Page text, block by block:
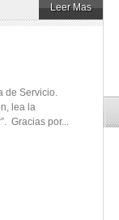
Leer Mas
de Servicio.
lea la
Gracias por...